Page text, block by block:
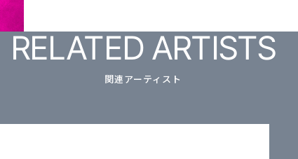
RELATED ARTISTS
関連アーティスト